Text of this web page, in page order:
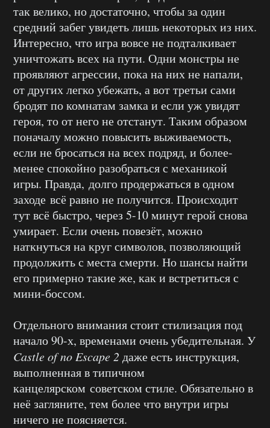
так велико, но достаточно, чтобы за один
средний забег увидеть лишь некоторых из них.
Интересно, что игра вовсе не подталкивает
уничтожать всех на пути. Одни монстры не
проявляют агрессии, пока на них не напали,
от других легко убежать, а вот третьи сами
бродят по комнатам замка и если уж увидят
героя, то от него не отстанут. Таким образом
поначалу можно повысить выживаемость,
если не бросаться на всех подряд, и более-
менее спокойно разобраться с механикой
игры. Правда, долго продержаться в одном
заходе всё равно не получится. Происходит
тут всё быстро, через 5-10 минут герой снова
умирает. Если очень повезёт, можно
наткнуться на круг символов, позволяющий
продолжить с места смерти. Но шансы найти
его примерно такие же, как и встретиться с
мини-боссом.
Отдельного внимания стоит стилизация под
начало 90-х, временами очень убедительная. У
Castle of no Escape 2 даже есть инструкция,
выполненная в типичном
канцелярском советском стиле. Обязательно в
неё загляните, тем более что внутри игры
ничего не поясняется.